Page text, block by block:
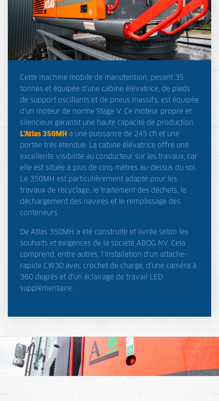
Cette machine mobile de manutention, pesant 35
tonnes et équipée d'une cabine élévatrice, de pieds
de support oscillants et de pneus massifs, est équipée
d'un moteur de norme Stage V. Ce moteur propre et
silencieux garantit une haute capacité de production.
L'Atlas 350MH a une puissance de 245 ch et une
portée très étendue. La cabine élévatrice offre une
excellente visibilité au conducteur sur les travaux, car
elle est située à plus de cinq mètres au-dessus du sol.
Le 350MH est particulièrement adapté pour les
travaux de recyclage, le traitement des déchets, le
déchargement des navires et le remplissage des
conteneurs.
De Atlas 350MH a été construite et livrée selon les
souhaits et exigences de la société ABOG NV. Cela
comprend, entre autres, l'installation d'un attache-
rapide CW30 avec crochet de charge, d'une caméra à
360 degrés et d'un éclairage de travail LED
supplémentaire.